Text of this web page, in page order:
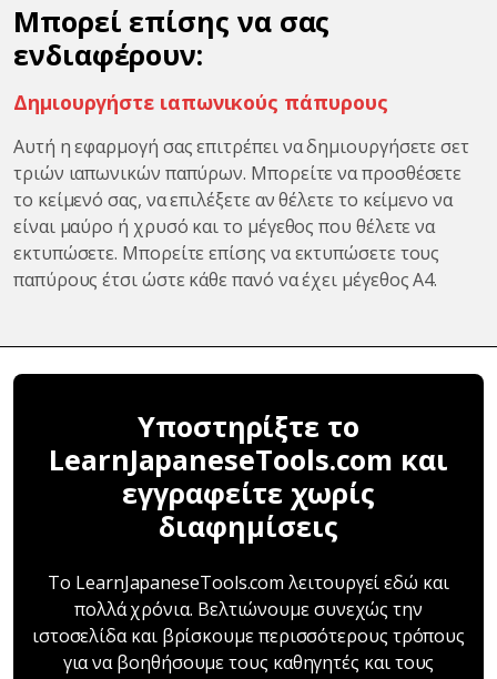
Μπορεί επίσης να σας
ενδιαφέρουν:
Δημιουργήστε ιαπωνικούς πάπυρους
Αυτή η εφαρμογή σας επιτρέπει να δημιουργήσετε σετ
τριών ιαπωνικών παπύρων. Μπορείτε να προσθέσετε
το κείμενό σας, να επιλέξετε αν θέλετε το κείμενο να
είναι μαύρο ή χρυσό και το μέγεθος που θέλετε να
εκτυπώσετε. Μπορείτε επίσης να εκτυπώσετε τους
παπύρους έτσι ώστε κάθε πανό να έχει μέγεθος Α4.
Υποστηρίξτε το
LearnJapaneseTools.com και
εγγραφείτε χωρίς
διαφημίσεις
Το LearnJapaneseTools.com λειτουργεί εδώ και
πολλά χρόνια. Βελτιώνουμε συνεχώς την
ιστοσελίδα και βρίσκουμε περισσότερους τρόπους
για να βοηθήσουμε τους καθηγητές και τους